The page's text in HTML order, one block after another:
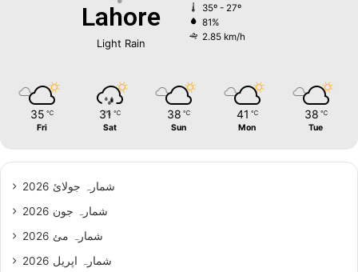
Lahore
Light Rain
35º - 27º
81%
2.85 km/h
35 ℃
Fri
31 ℃
Sat
38 ℃
Sun
41 ℃
Mon
38 ℃
Tue
شمارہ جولائ 2026
شمارہ جون 2026
شمارہ مئ 2026
شمارہ اپریل 2026